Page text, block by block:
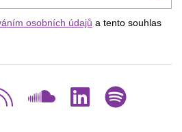
osobních údajů a tento souhlas
RSS